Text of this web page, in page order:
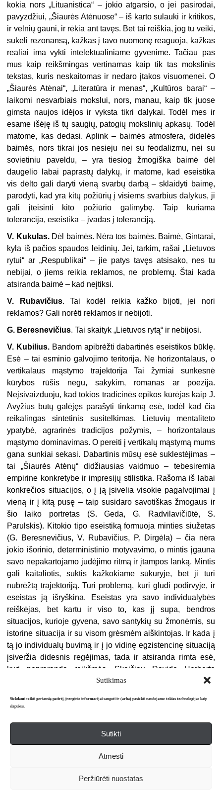
Sutikimas
Siekdami teikti geriausią patirtį, įrenginio informacijai saugoti ir (arba) pasiekti naudojame tokias technologijas kaip
slapukus.
Sutikti
Atmesti
Peržiūrėti nuostatas
kokia nors „Lituanistica“ – jokio atgarsio, o jei pasirodai,
pavyzdžiui, „Šiaurės Atėnuose“ – iš karto sulauki ir kritikos,
ir velnių gauni, ir rėkia ant tavęs. Bet tai reiškia, jog tu veiki,
sukeli rezonansą, kažkas į tavo nuomonę reaguoja, kažkas
realiai ima vykti intelektualiniame gyvenime. Tačiau pas
mus kaip reikšmingas vertinamas kaip tik tas mokslinis
tekstas, kuris neskaitomas ir nedaro įtakos visuomenei. O
„Šiaurės Atėnai“, „Literatūra ir menas“, „Kultūros barai“ –
laikomi nesvarbiais mokslui, nors, manau, kaip tik juose
gimsta naujos idėjos ir vyksta tikri dalykai. Todėl mes ir
esame išėję iš tų saugių, patogių mokslinių apkasų. Todėl
matome, kas dedasi. Aplink – baimės atmosfera, didelės
baimės, nors tikrai jos nesieju nei su feodalizmu, nei su
sovietiniu paveldu, – yra tiesiog žmogiška baimė dėl
daugelio labai paprastų dalykų, ir matome, kad eseistika
vis dėlto gali daryti vieną svarbų darbą – sklaidyti baimę,
parodyti, kad yra kitų požiūrių į visiems svarbius dalykus, ji
gali įteisinti kito požiūrio galimybę. Taip kuriama
tolerancija, eseistika – įvadas į toleranciją.
V. Kukulas.Dėl baimės. Nėra tos baimės. Baimė, Gintarai,
kyla iš pačios spaudos leidinių. Jei, tarkim, rašai „Lietuvos
rytui“ ar „Respublikai“ – jie patys tavęs atsisako, nes tu
nebijai, o jiems reikia reklamos, ne problemų. Štai kada
atsiranda baimė – kad neįtiksi.
V. Rubavičius. Tai kodėl reikia kažko bijoti, jei nori
reklamos? Gali norėti reklamos ir nebijoti.
G. Beresnevičius. Tai skaityk „Lietuvos rytą“ ir nebijosi.
V. Kubilius. Bandom apibrėžti dabartinės eseistikos būklę.
Esė – tai esminio galvojimo teritorija. Ne horizontalaus, o
vertikalaus mąstymo trajektorija Tai žymiai sunkesnė
kūrybos rūšis negu, sakykim, romanas ar poezija.
Neįsivaizduoju, kad tokios tradicinės epikos kūrėjas kaip J.
Avyžius būtų galėjęs parašyti tinkamą esė, todėl kad čia
reikalingas sintetinis susitelkimas. Lietuvių mentaliteto
ypatybė, agrarinės tradicijos požymis, – horizontalaus
mąstymo dominavimas. O pereiti į vertikalų mąstymą mums
gana sunkiai sekasi. Dabartinis mūsų esė suklestėjimas –
tai „Šiaurės Atėnų“ didžiausias vaidmuo – tebesiremia
empirine konkretybe ir impresijų stilistika. Rašoma iš labai
konkrečios situacijos, o į ją įsivelia visokie pagalvojimai į
vieną ir į kitą pusę – taip susidaro savotiškas žmogaus ir
šio laiko portretas (S. Geda, G. Radvilavičiūtė, S.
Parulskis). Kitokio tipo eseistiką formuoja minties siužetas
(G. Beresnevičius, V. Rubavičius, P. Dirgėla) – čia nėra
jokio išorinio, deterministinio motyvavimo, o mintis įgauna
savo nepakartojamo judėjimo ritmą ir įtampos lanką. Mintis
gali kaitaliotis, suktis kažkokiame sūkuryje, bet ji turi
nubrėžtą trajektoriją. Turi problemą, kuri glūdi podirvyje, ir
eseistas ją išryškina. Eseistas yra savo individualybės
reiškėjas, bet kartu ir viso to, kas jį supa, bendros
situacijos, kurioje gyvena, savo santykių su žmonėmis, su
istorine situacija ir su visom grėsmėm aiškintojas. Ir kada į
tą jo individualų buvimą ir į jo vidinę egzistencinę situaciją
įsiveržia didesnis regėjimas, tada ir atsiranda rimta esė,
kuri nepraranda reikšmės. Skaičiau Davido Herberto
Lawrence’o esė – tai ginčas su savo visuomene, su jos
jo credo, jo apkasai, kuriuose jisai stovi ir ginasi. Tai jo
tam tikros gyvenimo srities pažinimas, autentiškas
problemos išgyvenimas ir sintezuojančios minties
stulbinantis polėkis. Net žymiems filosofams, menininkams,
parašyti per visą savo gyvenimą vos po keletą.